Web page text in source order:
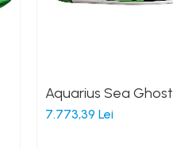
Aquarius Sea Ghost
7.773,39 Lei